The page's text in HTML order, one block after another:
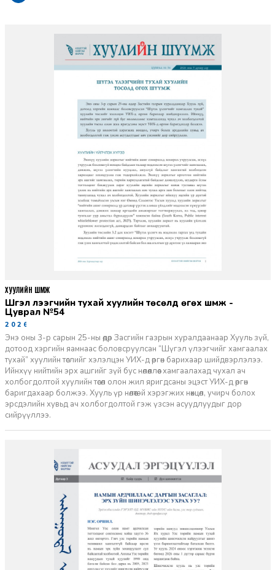
Шүгэл үлээгчийн тухай хуулийн төсөлд өгөх шүүмж -
Цуврал №54
2026-07-27
Энэ оны 3-р сарын 25-ны өдөр Засгийн газрын хуралдаанаар Хууль зүй,
дотоод хэргийн яамнаас боловсруулсан “Шүгэл үлээгчийг хамгаалах
тухай” хуулийн төслийг хэлэлцэн УИХ-д өргөн барихаар шийдвэрлэлээ.
Ийнхүү нийтийн эрх ашгийг зүй бус нөлөөллөөс хамгаалахад чухал ач
холбогдолтой хуулийн төсөл олон жил яригдсаны эцэст УИХ-д өргөн
баригдахаар болжээ. Хууль үр нөлөөтэй хэрэгжих нөхцөл, учирч болох
эрсдэлийн хувьд ач холбогдолтой гэж үзсэн асуудлуудыг дор
сийрүүллээ.
ХУУЛИЙН ШҮҮМЖ